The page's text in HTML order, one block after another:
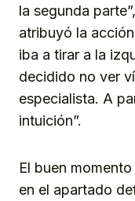
la segunda
atribuyó la
iba a tirar a la
decidido no ver
especialista. A
intuición”.
El buen
en el apartado